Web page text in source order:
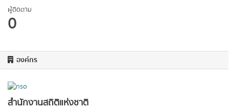
ผู้ติดตาม
0
องค์กร
สำนักงานสถิติแห่งชาติ